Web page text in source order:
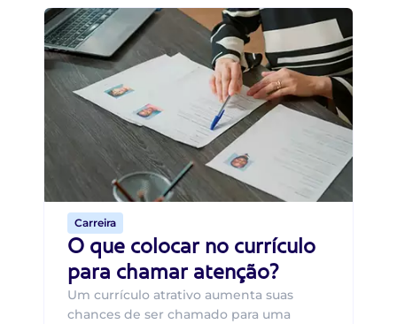
Carreira
O que colocar no currículo
para chamar atenção?
Um currículo atrativo aumenta suas
chances de ser chamado para uma